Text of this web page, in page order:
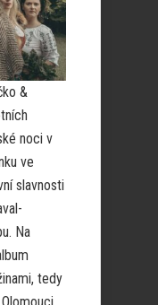
&
noci v
ve
slavnosti
Na
tedy